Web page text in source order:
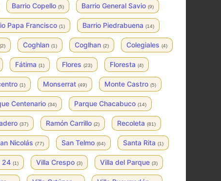
Barrio Copello (5) Barrio General Savio (9)
Papa Francisco (1) Barrio Piedrabuena (14)
(2) Coghlan (1) Coglhan (2) Colegiales (4)
Fátima (1) Flores (23) Floresta (4)
(1) Monserrat (49) Monte Castro (5)
Centenario (34) Parque Chacabuco (14)
(37) Ramón Carrillo (2) Recoleta (81)
Nicolás (77) San Telmo (64) Santa Rita (1)
24 (1) Villa Crespo (3) Villa del Parque (3)